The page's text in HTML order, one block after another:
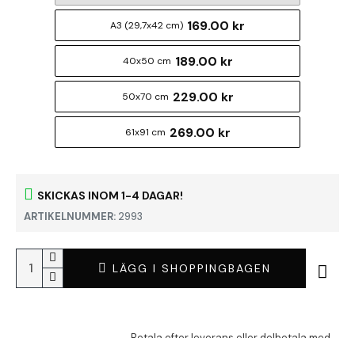
SKICKAS INOM 1-4 DAGAR!
ARTIKELNUMMER: 2993
A3 (29,7x42 cm) 169.00 kr
40x50 cm 189.00 kr
50x70 cm 229.00 kr
61x91 cm 269.00 kr
LÄGG I SHOPPINGBAGEN